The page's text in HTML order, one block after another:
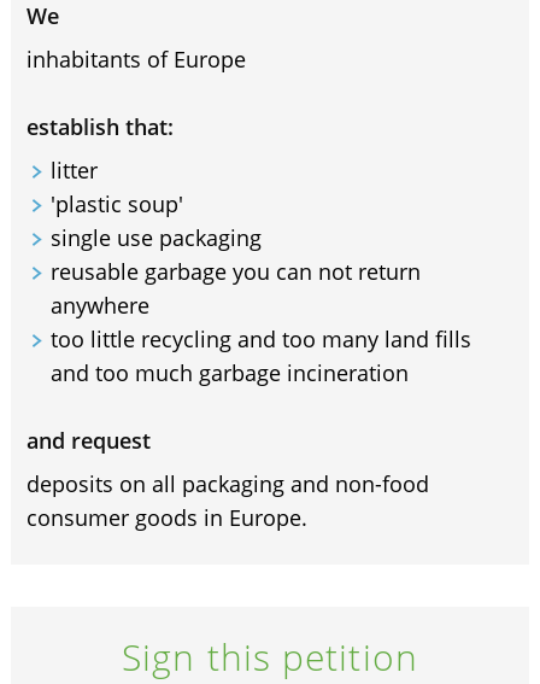
We
inhabitants of Europe
establish that:
litter
'plastic soup'
single use packaging
reusable garbage you can not return
anywhere
too little recycling and too many land fills
and too much garbage incineration
and request
deposits on all packaging and non-food
consumer goods in Europe.
Sign this petition